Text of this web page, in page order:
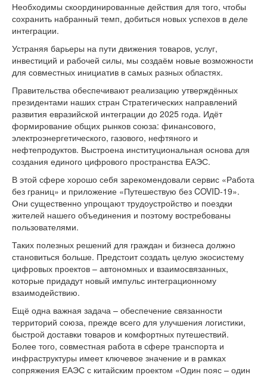
Необходимы скоординированные действия для того, чтобы
сохранить набранный темп, добиться новых успехов в деле
интеграции.
Устраняя барьеры на пути движения товаров, услуг,
инвестиций и рабочей силы, мы создаём новые возможности
для совместных инициатив в самых разных областях.
Правительства обеспечивают реализацию утверждённых
президентами наших стран Стратегических направлений
развития евразийской интеграции до 2025 года. Идёт
формирование общих рынков союза: финансового,
электроэнергетического, газового, нефтяного и
нефтепродуктов. Выстроена институциональная основа для
создания единого цифрового пространства ЕАЭС.
В этой сфере хорошо себя зарекомендовали сервис «Работа
без границ» и приложение «Путешествую без COVID-19».
Они существенно упрощают трудоустройство и поездки
жителей нашего объединения и поэтому востребованы
пользователями.
Таких полезных решений для граждан и бизнеса должно
становиться больше. Предстоит создать целую экосистему
цифровых проектов – автономных и взаимосвязанных,
которые придадут новый импульс интеграционному
взаимодействию.
Ещё одна важная задача – обеспечение связанности
территорий союза, прежде всего для улучшения логистики,
быстрой доставки товаров и комфортных путешествий.
Более того, совместная работа в сфере транспорта и
инфраструктуры имеет ключевое значение и в рамках
сопряжения ЕАЭС с китайским проектом «Один пояс – один